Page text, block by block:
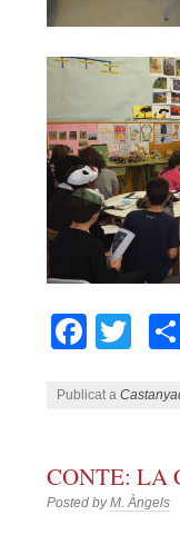
Publicat a
CONTE: LA
Posted byM. Àngels